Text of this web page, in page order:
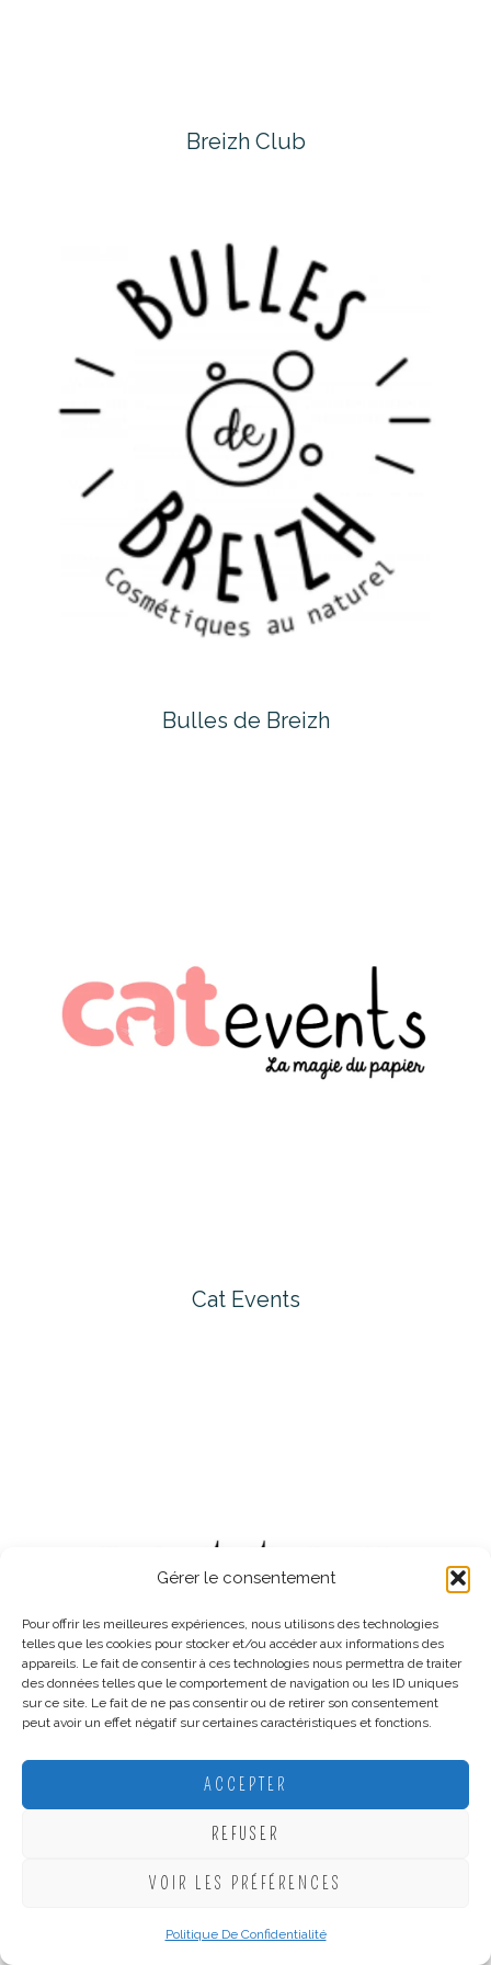
Gérer le consentement
Pour offrir les meilleures expériences, nous utilisons des technologies
telles que les cookies pour stocker et/ou accéder aux informations des
appareils. Le fait de consentir à ces technologies nous permettra de traiter
des données telles que le comportement de navigation ou les ID uniques
sur ce site. Le fait de ne pas consentir ou de retirer son consentement
peut avoir un effet négatif sur certaines caractéristiques et fonctions.
ACCEPTER
REFUSER
VOIR LES PRÉFÉRENCES
Politique De Confidentialité
Breizh Club
Bulles de Breizh
Cat Events
Cotton Bird